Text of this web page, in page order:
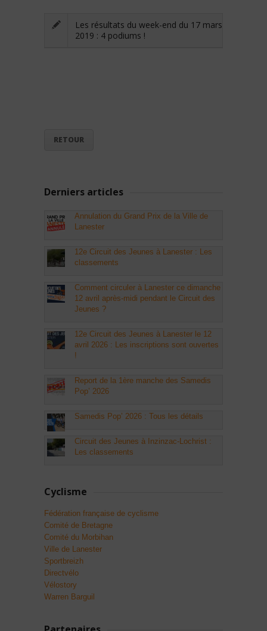
Les résultats du week-end du 17 mars
2019 : 4 podiums !
RETOUR
Derniers articles
Annulation du Grand Prix de la Ville de
Lanester
12e Circuit des Jeunes à Lanester : Les
classements
Comment circuler à Lanester ce dimanche
12 avril après-midi pendant le Circuit des
Jeunes ?
12e Circuit des Jeunes à Lanester le 12
avril 2026 : Les inscriptions sont ouvertes
!
Report de la 1ère manche des Samedis
Pop’ 2026
Samedis Pop’ 2026 : Tous les détails
Circuit des Jeunes à Inzinzac-Lochrist :
Les classements
Cyclisme
Fédération française de cyclisme
Comité de Bretagne
Comité du Morbihan
Ville de Lanester
Sportbreizh
Directvélo
Vélostory
Warren Barguil